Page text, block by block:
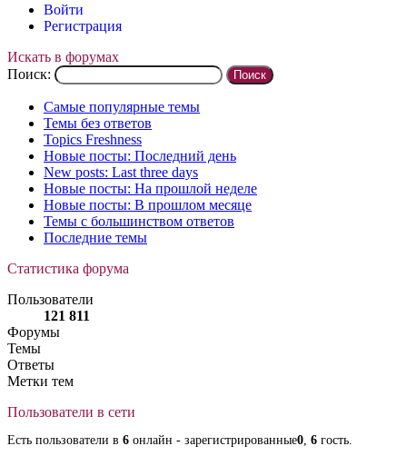
Войти
Регистрация
Искать в форумах
Поиск:
Самые популярные темы
Темы без ответов
Topics Freshness
Новые посты: Последний день
New posts: Last three days
Новые посты: На прошлой неделе
Новые посты: В прошлом месяце
Темы с большинством ответов
Последние темы
Статистика форума
Пользователи
121 811
Форумы
Темы
Ответы
Метки тем
Пользователи в сети
Есть пользователи в 6 онлайн - зарегистрированные0 6 гость.